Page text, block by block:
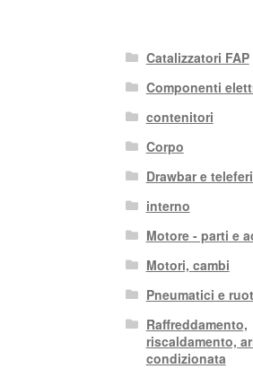
Catalizzatori FAP
Componenti
contenitori
Corpo
Drawbar e
interno
Motore - parti e
Motori, cambi
Pneumatici e
Raffreddamento,
riscaldamento,
condizionata